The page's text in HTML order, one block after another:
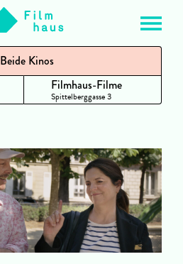
Beide Kinos
Filmhaus-Filme
Spittelberggasse 3